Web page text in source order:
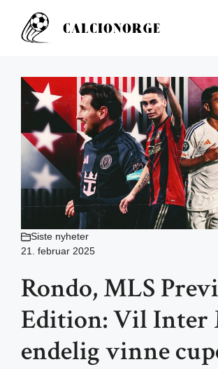
innhold
Siste nyheter
21. februar 2025
Rondo, MLS
Edition: Vil Inter
endelig vinne